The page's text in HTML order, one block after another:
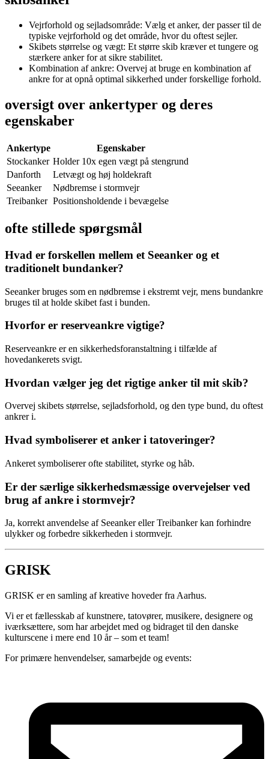
Vejrforhold og sejladsområde: Vælg et anker, der passer til de
typiske vejrforhold og det område, hvor du oftest sejler.
Skibets størrelse og vægt: Et større skib kræver et tungere og
stærkere anker for at sikre stabilitet.
Kombination af ankre: Overvej at bruge en kombination af
ankre for at opnå optimal sikkerhed under forskellige forhold.
oversigt over ankertyper og deres
egenskaber
Ankertype
Egenskaber
Stockanker Holder 10x egen vægt på stengrund
Danforth
Letvægt og høj holdekraft
Seeanker
Nødbremse i stormvejr
Treibanker Positionsholdende i bevægelse
ofte stillede spørgsmål
Hvad er forskellen mellem et Seeanker og et
traditionelt bundanker?
Seeanker bruges som en nødbremse i ekstremt vejr, mens bundankre
bruges til at holde skibet fast i bunden.
Hvorfor er reserveankre vigtige?
Reserveankre er en sikkerhedsforanstaltning i tilfælde af
hovedankerets svigt.
Hvordan vælger jeg det rigtige anker til mit skib?
Overvej skibets størrelse, sejladsforhold, og den type bund, du oftest
ankrer i.
Hvad symboliserer et anker i tatoveringer?
Ankeret symboliserer ofte stabilitet, styrke og håb.
Er der særlige sikkerhedsmæssige overvejelser ved
brug af ankre i stormvejr?
Ja, korrekt anvendelse af Seeanker eller Treibanker kan forhindre
ulykker og forbedre sikkerheden i stormvejr.
GRISK
GRISK er en samling af kreative hoveder fra Aarhus.
Vi er et fællesskab af kunstnere, tatovører, musikere, designere og
iværksættere, som har arbejdet med og bidraget til den danske
kulturscene i mere end 10 år – som et team!
For primære henvendelser, samarbejde og events: